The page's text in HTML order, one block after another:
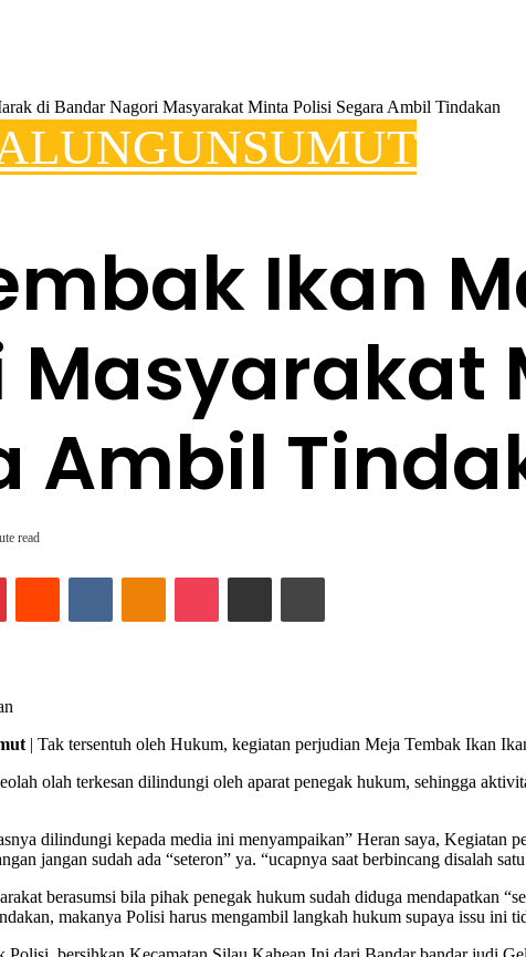
di Bandar Nagori Masyarakat Minta Polisi Segara Ambil Tindakan
SUMUT
Ikan
Masyarakat
Ambil
read
PinterestReddit VKontakteOdnoklassniki
Pocket Share via Email Print
| Tak tersentuh oleh Hukum, kegiatan perjudian Meja Tembak Ikan
olah terkesan dilindungi oleh aparat penegak hukum, sehingga
dilindungi kepada media ini menyampaikan” Heran saya,
jangan sudah ada “seteron” ya. “ucapnya saat berbincang disalah
berasumsi bila pihak penegak hukum sudah diduga mendapatkan
makanya Polisi harus mengambil langkah hukum supaya issu ini